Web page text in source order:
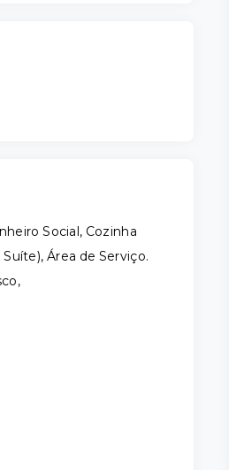
Social, Cozinha
Área de Serviço.